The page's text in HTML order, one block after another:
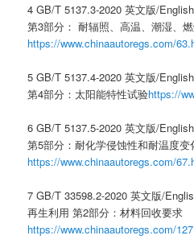
4 GB/T 5137.3-2020 英文版/
第3部分： 耐辐照、高温、潮湿、
https://www.chinaautoregs.com/
5 GB/T 5137.4-2020 英文版/
第4部分：太阳能特性试验https://
6 GB/T 5137.5-2020 英文版/
第5部分：耐化学侵蚀性和耐温度变
https://www.chinaautoregs.com/
7 GB/T 33598.2-2020 英文版/
再生利用 第2部分：材料回收要求
https://www.chinaautoregs.com/